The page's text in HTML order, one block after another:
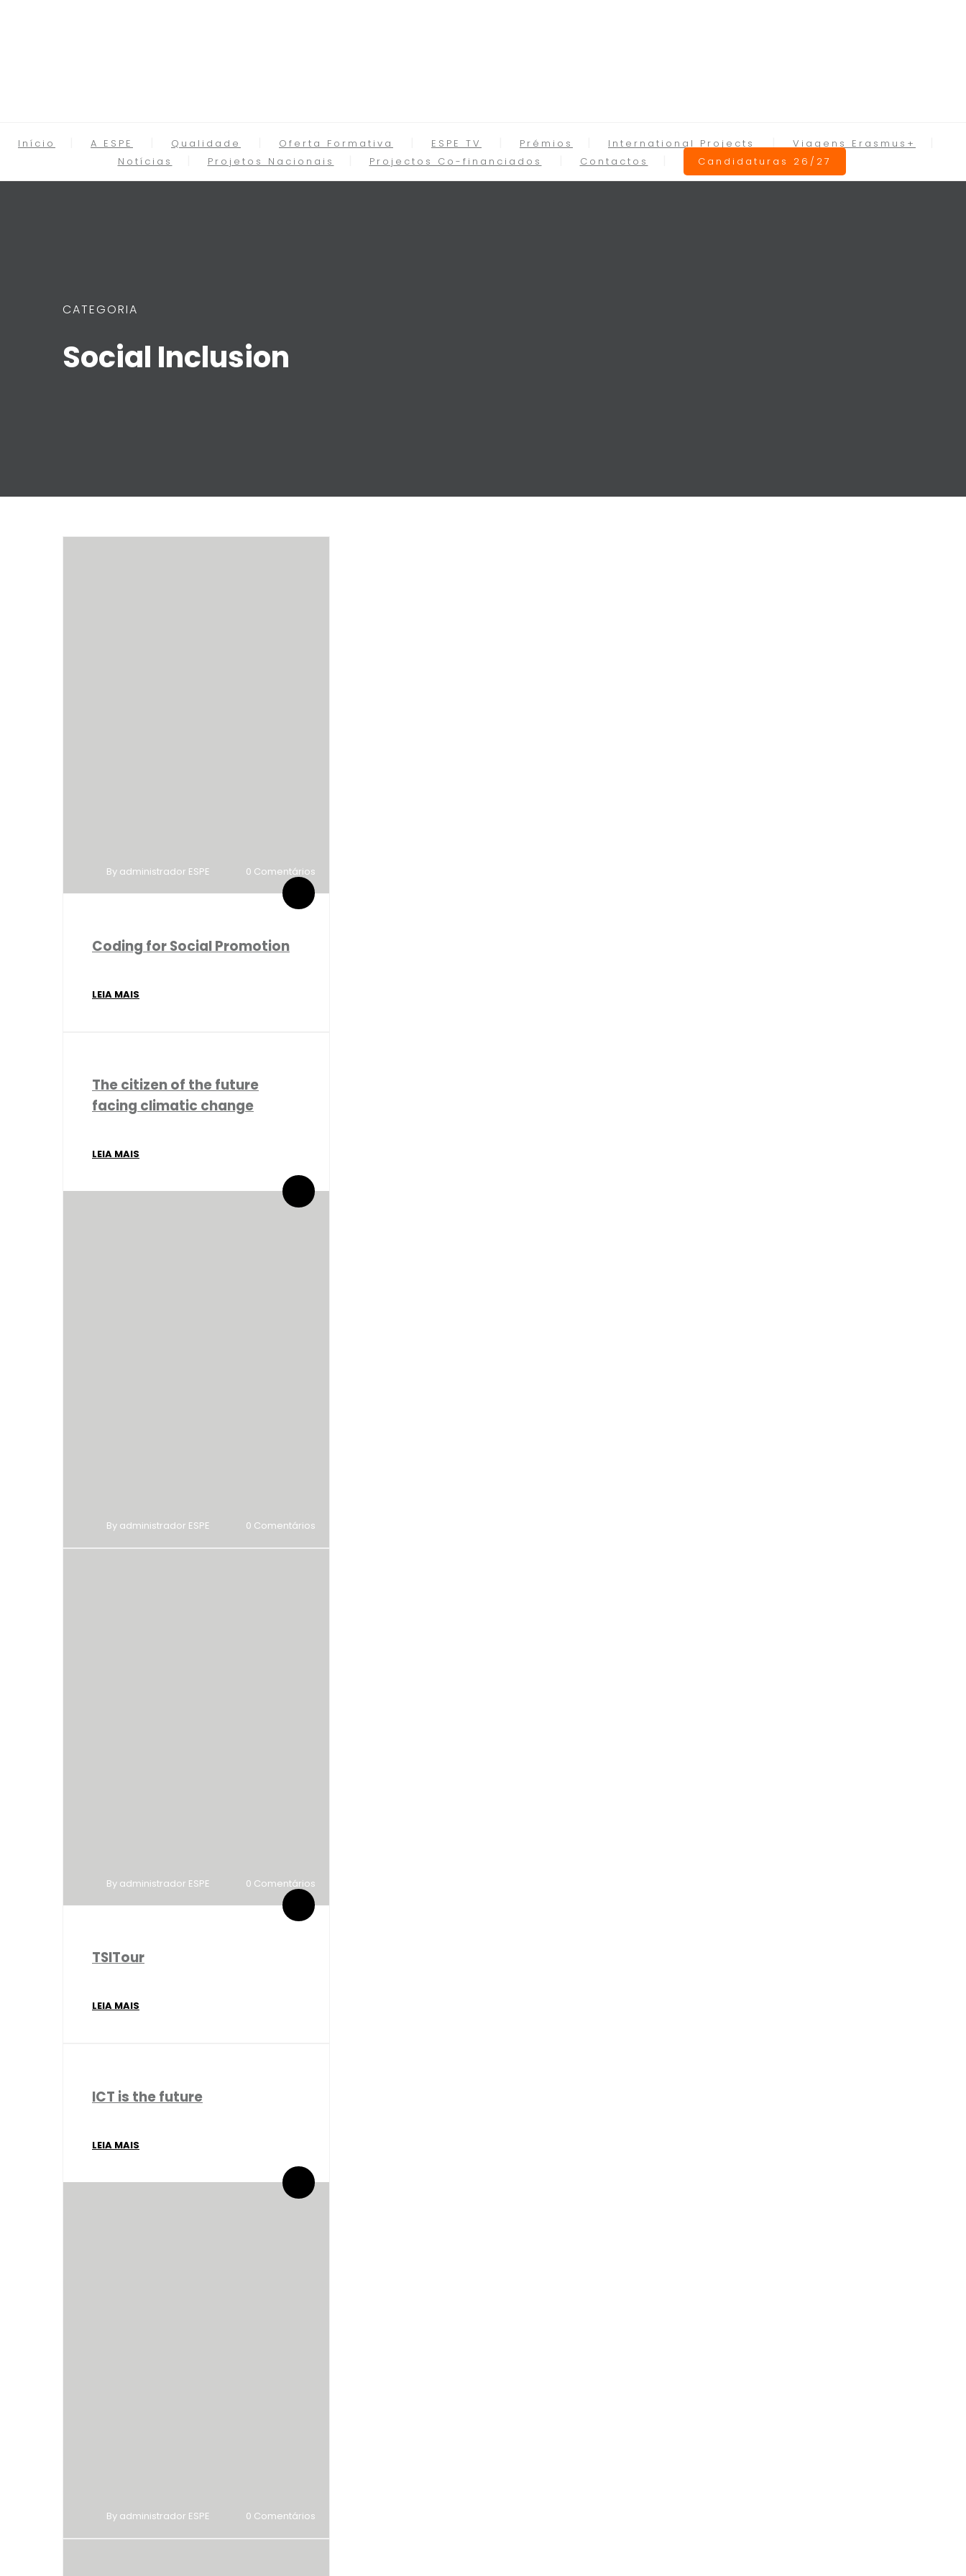
Início A ESPE Qualidade Oferta Formativa ESPE TV Prémios International Projects
Viagens Erasmus+
Notícias
Projetos Nacionais Projectos Co-financiados Contactos Candidaturas 26/27
CATEGORIA
Social Inclusion
By administrador ESPE 0 Comentários
Coding for Social Promotion
LEIA MAIS
The citizen of the future
facing climatic change
LEIA MAIS
By administrador ESPE 0 Comentários
By administrador ESPE 0 Comentários
TSITour
LEIA MAIS
ICT is the future
LEIA MAIS
By administrador ESPE 0 Comentários